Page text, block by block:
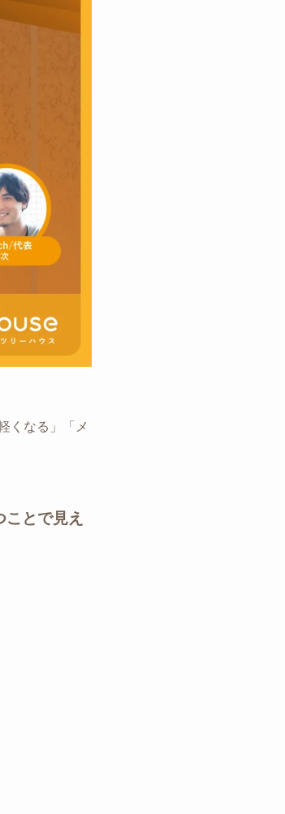
くなる」「メ
とで見え